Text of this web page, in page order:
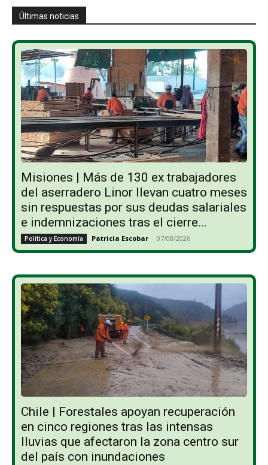
Últimas noticias
Misiones | Más de 130 ex trabajadores
del aserradero Linor llevan cuatro meses
sin respuestas por sus deudas salariales
e indemnizaciones tras el cierre...
Política y Economía Patricia Escobar - 07/08/2026
Chile | Forestales apoyan recuperación
en cinco regiones tras las intensas
lluvias que afectaron la zona centro sur
del país con inundaciones